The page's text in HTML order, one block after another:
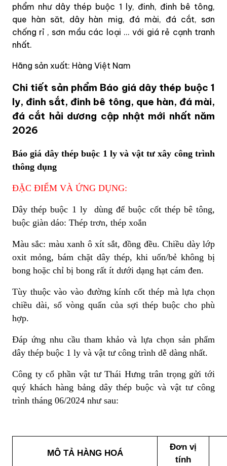
phẩm như dây thép buộc 1 ly, đinh, đinh bê tông,
que hàn săt, dây hàn mig, đá mài, đá cắt, sơn
chống rỉ , sơn mầu các loại ... với giá rẻ cạnh tranh
nhất.
Hãng sản xuất: Hàng Việt Nam
Chi tiết sản phẩm Báo giá dây thép buộc 1
ly, đinh sắt, đinh bê tông, que hàn, đá mài,
đá cắt hải dương cập nhật mới nhất năm
2026
Báo giá dây thép buộc 1 ly và vật tư xây công trình
thông dụng
ĐẶC ĐIỂM VÀ ỨNG DỤNG:
Dây thép buộc 1 ly dùng để buộc cốt thép bê tông,
buộc giàn dáo: Thép trơn, thép xoắn
Màu sắc: màu xanh ô xít sắt, đồng đều. Chiều dày lớp
oxit mỏng, bám chặt dây thép, khi uốn/bẻ không bị
bong hoặc chỉ bị bong rất ít dưới dạng hạt cám đen.
Tùy thuộc vào vào đường kính cốt thép mà lựa chọn
chiều dài, số vòng quấn của sợi thép buộc cho phù
hợp.
Đáp ứng nhu cầu tham khảo và lựa chọn sản phẩm
dây thép buộc 1 ly và vật tư công trình dễ dàng nhất.
Công ty cổ phần vật tư Thái Hưng trân trọng gửi tới
quý khách hàng bảng dây thép buộc và vật tư công
trình tháng 06/2024 như sau:
MÔ TẢ HÀNG HOÁ
Đơn vị
tính